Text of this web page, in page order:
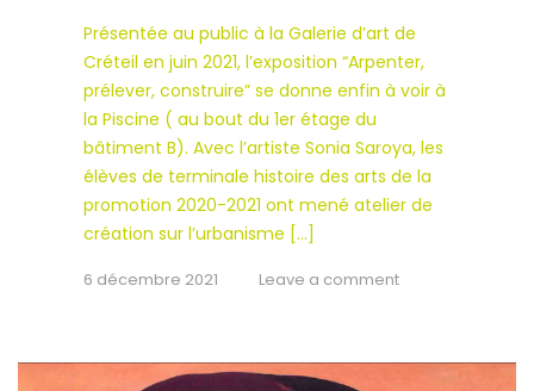
Présentée au public à la Galerie d’art de
Créteil en juin 2021, l’exposition “Arpenter,
prélever, construire” se donne enfin à voir à
la Piscine ( au bout du 1er étage du
bâtiment B). Avec l’artiste Sonia Saroya, les
élèves de terminale histoire des arts de la
promotion 2020-2021 ont mené atelier de
création sur l’urbanisme […]
6 décembre 2021 Leave a comment